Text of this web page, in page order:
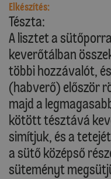
Elkészítés:
Tészta:
A lisztet a
keverőtálban
többi hozzávalót,
(habverő) először
majd a
kötött tésztává
simítjuk, és a
a sütő középső
süteményt